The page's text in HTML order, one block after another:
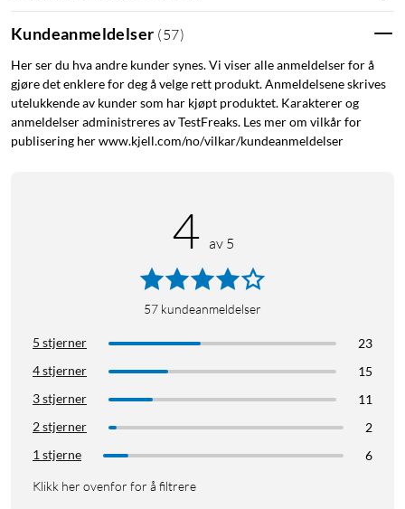
Kundeanmeldelser (57)
Her ser du hva andre kunder synes. Vi viser alle anmeldelser for å
gjøre det enklere for deg å velge rett produkt. Anmeldelsene skrives
utelukkende av kunder som har kjøpt produktet. Karakterer og
anmeldelser administreres av TestFreaks. Les mer om vilkår for
publisering her www.kjell.com/no/vilkar/kundeanmeldelser
4 av 5
57 kundeanmeldelser
5 stjerner
23
4 stjerner
15
3 stjerner
11
2 stjerner
2
1 stjerne
6
Klikk her ovenfor for å filtrere